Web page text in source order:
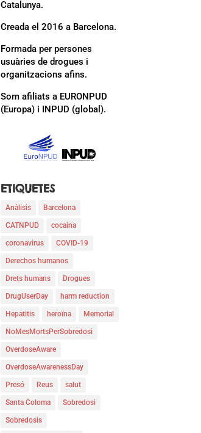
Catalunya.
Creada el 2016 a Barcelona.
Formada per persones
usuàries de drogues i
organitzacions afins.
Som afiliats a EURONPUD
(Europa) i INPUD (global).
ETIQUETES
Anàlisis Barcelona
CATNPUD cocaína
coronavirus COVID-19
Derechos humanos
Drets humans Drogues
DrugUserDay harm reduction
Hepatitis heroïna Memorial
NoMesMortsPerSobredosi
OverdoseAware
OverdoseAwarenessDay
Presó Reus salut
Santa Coloma Sobredosi
Sobredosis